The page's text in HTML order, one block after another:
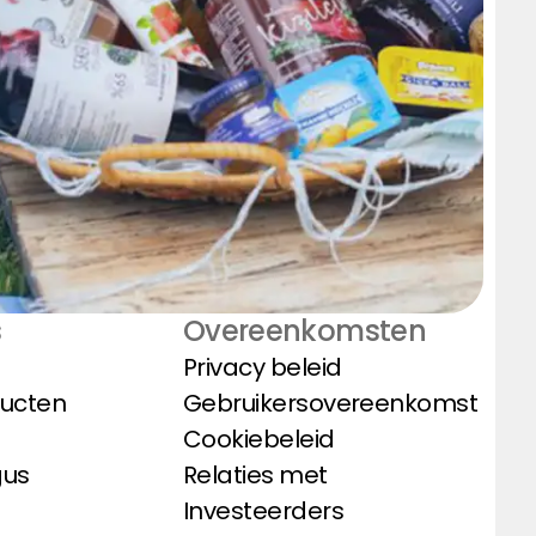
Overeenkomsten
Privacy beleid
Gebruikersovereenkomst
Cookiebeleid
Relaties met
Investeerders